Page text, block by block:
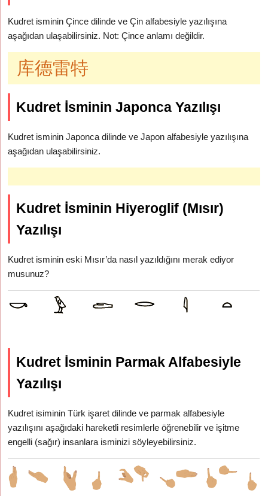
Kudret isminin Çince dilinde ve Çin alfabesiyle yazılışına
aşağıdan ulaşabilirsiniz. Not: Çince anlamı değildir.
库德雷特
Kudret İsminin Japonca Yazılışı
Kudret isminin Japonca dilinde ve Japon alfabesiyle yazılışına
aşağıdan ulaşabilirsiniz.
Kudret İsminin Hiyeroglif (Mısır)
Yazılışı
Kudret isminin eski Mısır’da nasıl yazıldığını merak ediyor
musunuz?
Kudret İsminin Parmak Alfabesiyle
Yazılışı
Kudret isiminin Türk işaret dilinde ve parmak alfabesiyle
yazılışını aşağıdaki hareketli resimlerle öğrenebilir ve işitme
engelli (sağır) insanlara isminizi söyleyebilirsiniz.